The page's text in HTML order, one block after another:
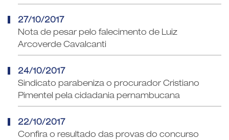
27/10/2017
Nota de pesar pelo falecimento de Luiz
Arcoverde Cavalcanti
24/10/2017
Sindicato parabeniza o procurador Cristiano
Pimentel pela cidadania pernambucana
22/10/2017
Confira o resultado das provas do concurso